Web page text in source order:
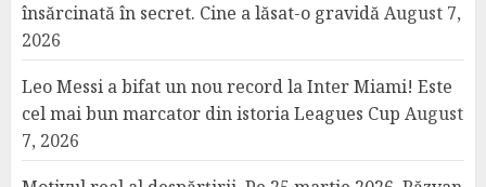
însărcinată în secret. Cine a lăsat-o gravidăAugust 7,
2026
Leo Messi a bifat un nou record la Inter Miami! Este
cel mai bun marcator din istoria Leagues Cup August
7, 2026